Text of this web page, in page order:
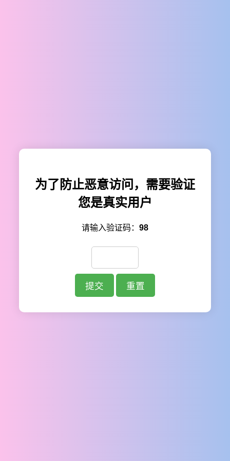
为了防止恶意访问，需要验证
您是真实用户
请输入验证码： 98
提交 重置